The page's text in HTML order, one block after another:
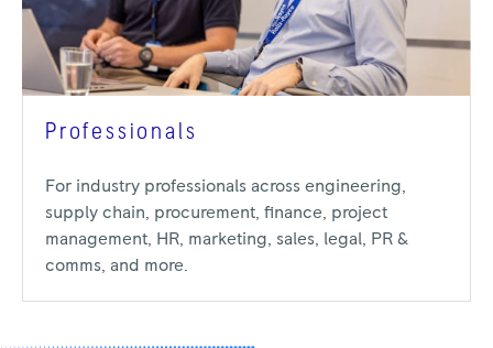
Professionals
For industry professionals across engineering,
supply chain, procurement, finance, project
management, HR, marketing, sales, legal, PR &
comms, and more.